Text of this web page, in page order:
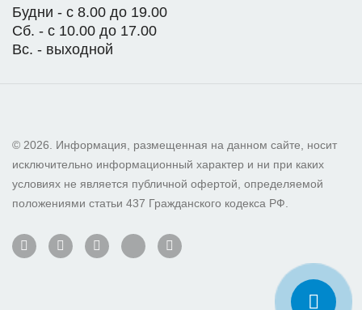
Будни - с 8.00 до 19.00
Сб. - с 10.00 до 17.00
Вс. - выходной
© 2026. Информация, размещенная на данном сайте, носит
исключительно информационный характер и ни при каких
условиях не является публичной офертой, определяемой
положениями статьи 437 Гражданского кодекса РФ.